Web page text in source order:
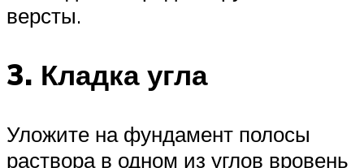
версты.
3. Кладка угла
Уложите на фундамент полосы
раствора в одном из углов вровень